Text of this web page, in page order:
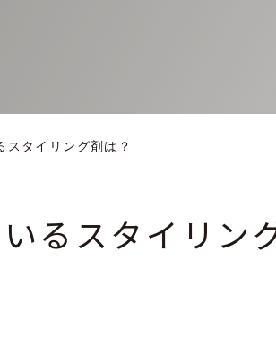
タイリング剤は？
るスタイリン